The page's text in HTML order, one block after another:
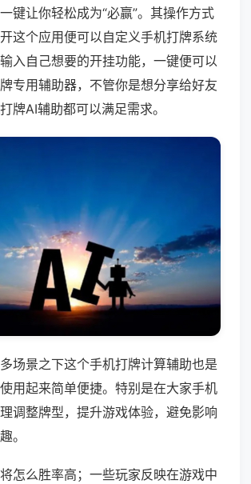
键让你轻松成为“必赢”。其操作方式
这个应用便可以自定义手机打牌系统
入自己想要的开挂功能，一键便可以
专用辅助器，不管你是想分享给好友
牌AI辅助都可以满足需求。
场景之下这个手机打牌计算辅助也是
用起来简单便捷。特别是在大家手机
调整牌型，提升游戏体验，避免影响
。
怎么胜率高；一些玩家反映在游戏中